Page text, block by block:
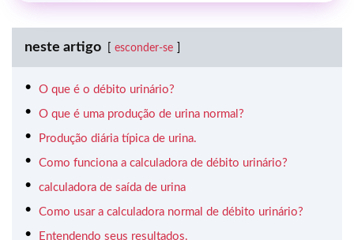
neste artigo esconder-se
O que é o débito urinário?
O que é uma produção de urina normal?
Produção diária típica de urina.
Como funciona a calculadora de débito urinário?
calculadora de saída de urina
Como usar a calculadora normal de débito urinário?
Entendendo seus resultados.